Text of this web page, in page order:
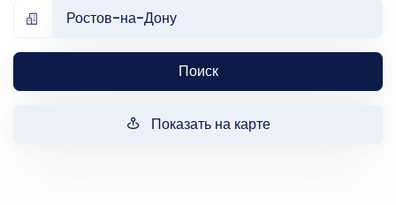
Ростов-на-Дону
Поиск
Показать на карте